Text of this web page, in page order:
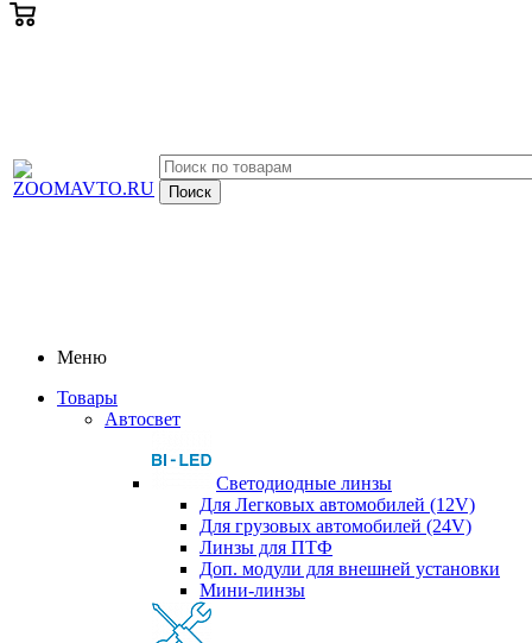
Меню
Товары
Автосвет
Светодиодные линзы
Для Легковых автомобилей (12V)
Для грузовых автомобилей (24V)
Линзы для ПТФ
Доп. модули для внешней установки
Мини-линзы